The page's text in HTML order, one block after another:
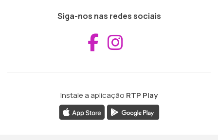
Siga-nos nas redes sociais
Aceder ao
Instale a aplicação RTP Play